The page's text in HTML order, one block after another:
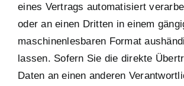
eines Vertrags automatisiert
oder an einen Dritten in einem
maschinenlesbaren Format
lassen. Sofern Sie die direkte
Daten an einen anderen